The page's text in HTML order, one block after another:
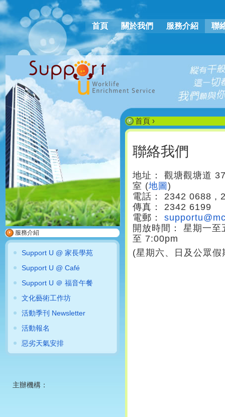
您在這裡
首頁 ›
聯絡我們
地址： 觀塘觀塘道
室 (地圖)
電話： 2342 0688 ,
傳真： 2342 6199
電郵：
開放時間： 星期一
至 7:00pm
(星期六、日及公眾假
主選單
首頁 關於我們 服務介紹 聯
服務介紹
Support U @ 家長學苑
Support U @ Café
Support U ＠ 福音午餐
文化藝術工作坊
活動季刊 Newsletter
活動報名
惡劣天氣安排
主辦機構：